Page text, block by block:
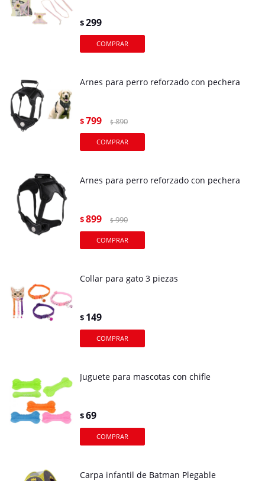
$299
Arnes para perro reforzado con pechera
$799 $ 890
Arnes para perro reforzado con pechera
$899 $ 990
Collar para gato 3 piezas
$ 149
Juguete para mascotas con chifle
$69
Carpa infantil de Batman Plegable